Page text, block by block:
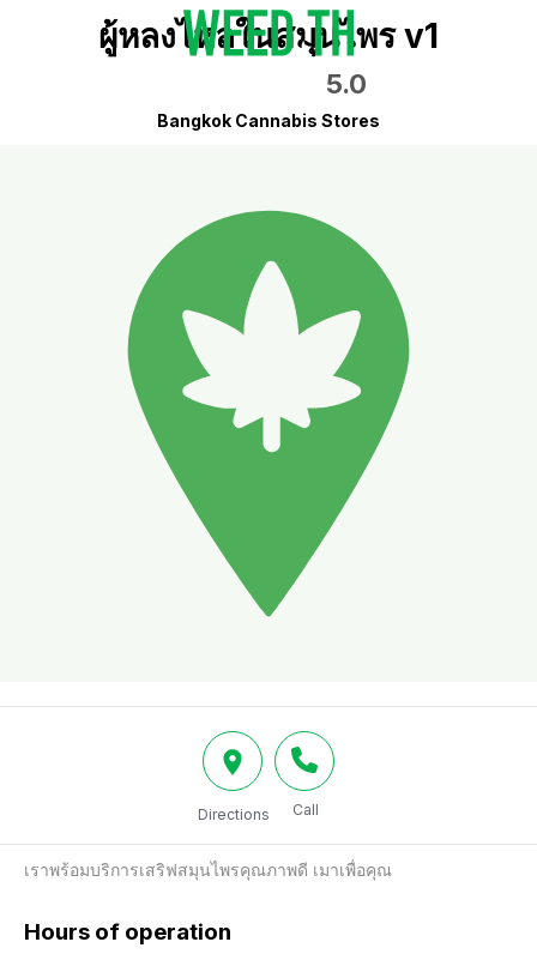
ผู้หลงไหลในสมุนไพร v1
5.0
Bangkok Cannabis Stores
Directions Call
เราพร้อมบริการเสริฟสมุนไพรคุณภาพดี เมาเพื่อคุณ
Hours of operation